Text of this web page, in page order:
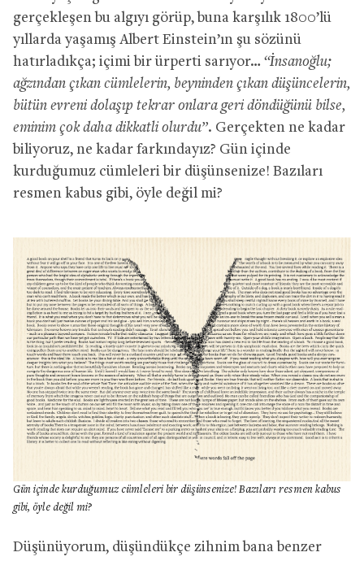
gerçekleşen bu algıyı görüp, buna karşılık 1800’lü
yıllarda yaşamış Albert Einstein’ın şu sözünü
hatırladıkça; içimi bir ürperti sarıyor… “İnsanoğlu;
ağzından çıkan cümlelerin, beyninden çıkan düşüncelerin,
bütün evreni dolaşıp tekrar onlara geri döndüğünü bilse,
eminim çok daha dikkatli olurdu”. Gerçekten ne kadar
biliyoruz, ne kadar farkındayız? Gün içinde
kurduğumuz cümleleri bir düşünsenize! Bazıları
resmen kabus gibi, öyle değil mi?
Gün içinde kurduğumuz cümleleri bir düşünsenize! Bazıları resmen kabus
gibi, öyle değil mi?
Düşünüyorum, düşündükçe zihnim bana benzer